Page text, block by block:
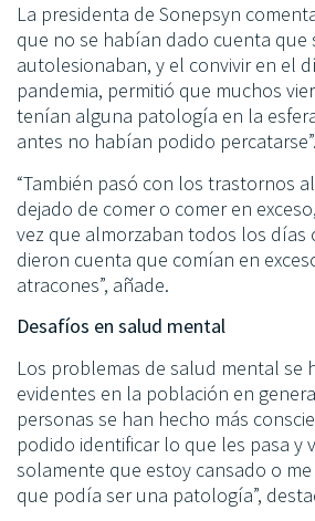
La presidenta de Sonepsyn
que no se habían dado cuenta que
autolesionaban, y el convivir en el
pandemia, permitió que muchos
tenían alguna patología en la
antes no habían podido percatarse”.
“También pasó con los trastornos
dejado de comer o comer en
vez que almorzaban todos los días
dieron cuenta que comían en
atracones”, añade.
Desafíos en salud mental
Los problemas de salud mental se
evidentes en la población en
personas se han hecho más
podido identificar lo que les pasa y
solamente que estoy cansado o
que podía ser una patología”,